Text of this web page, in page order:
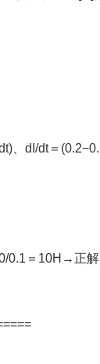
、dI/dt＝
0.1＝10H→正解